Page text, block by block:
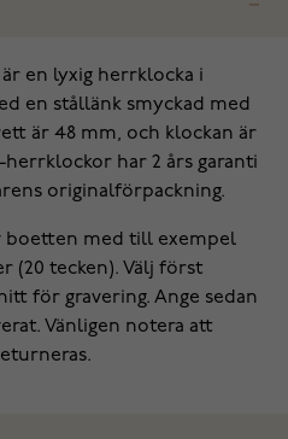
är en lyxig herrklocka i
en stållänk smyckad med
är 48 mm, och klockan är
har 2 års garanti
originalförpackning.
boetten med till exempel
(20 tecken). Välj först
för gravering. Ange sedan
Vänligen notera att